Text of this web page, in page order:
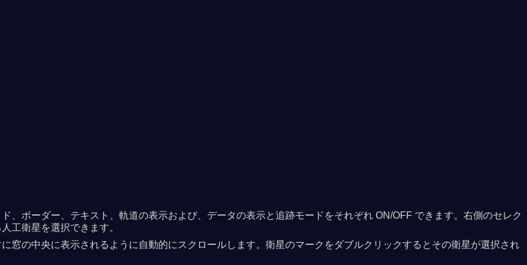
、ボーダー、テキスト、軌道の表示および、データの表示と追跡モードをそれぞれ ON/OFF できます。右側のセレク
工衛星を選択できます。
窓の中央に表示されるように自動的にスクロールします。衛星のマークをダブルクリックするとその衛星が選択され